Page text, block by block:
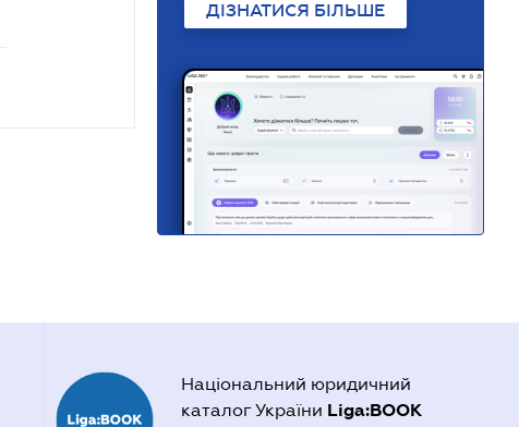
ДІЗНАТИСЯ БІЛЬШЕ
Національний юридичний
каталог України Liga:BOOK